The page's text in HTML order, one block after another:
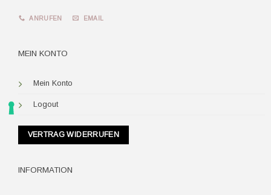
ANRUFEN EMAIL
MEIN KONTO
Mein Konto
Logout
VERTRAG WIDERRUFEN
INFORMATION